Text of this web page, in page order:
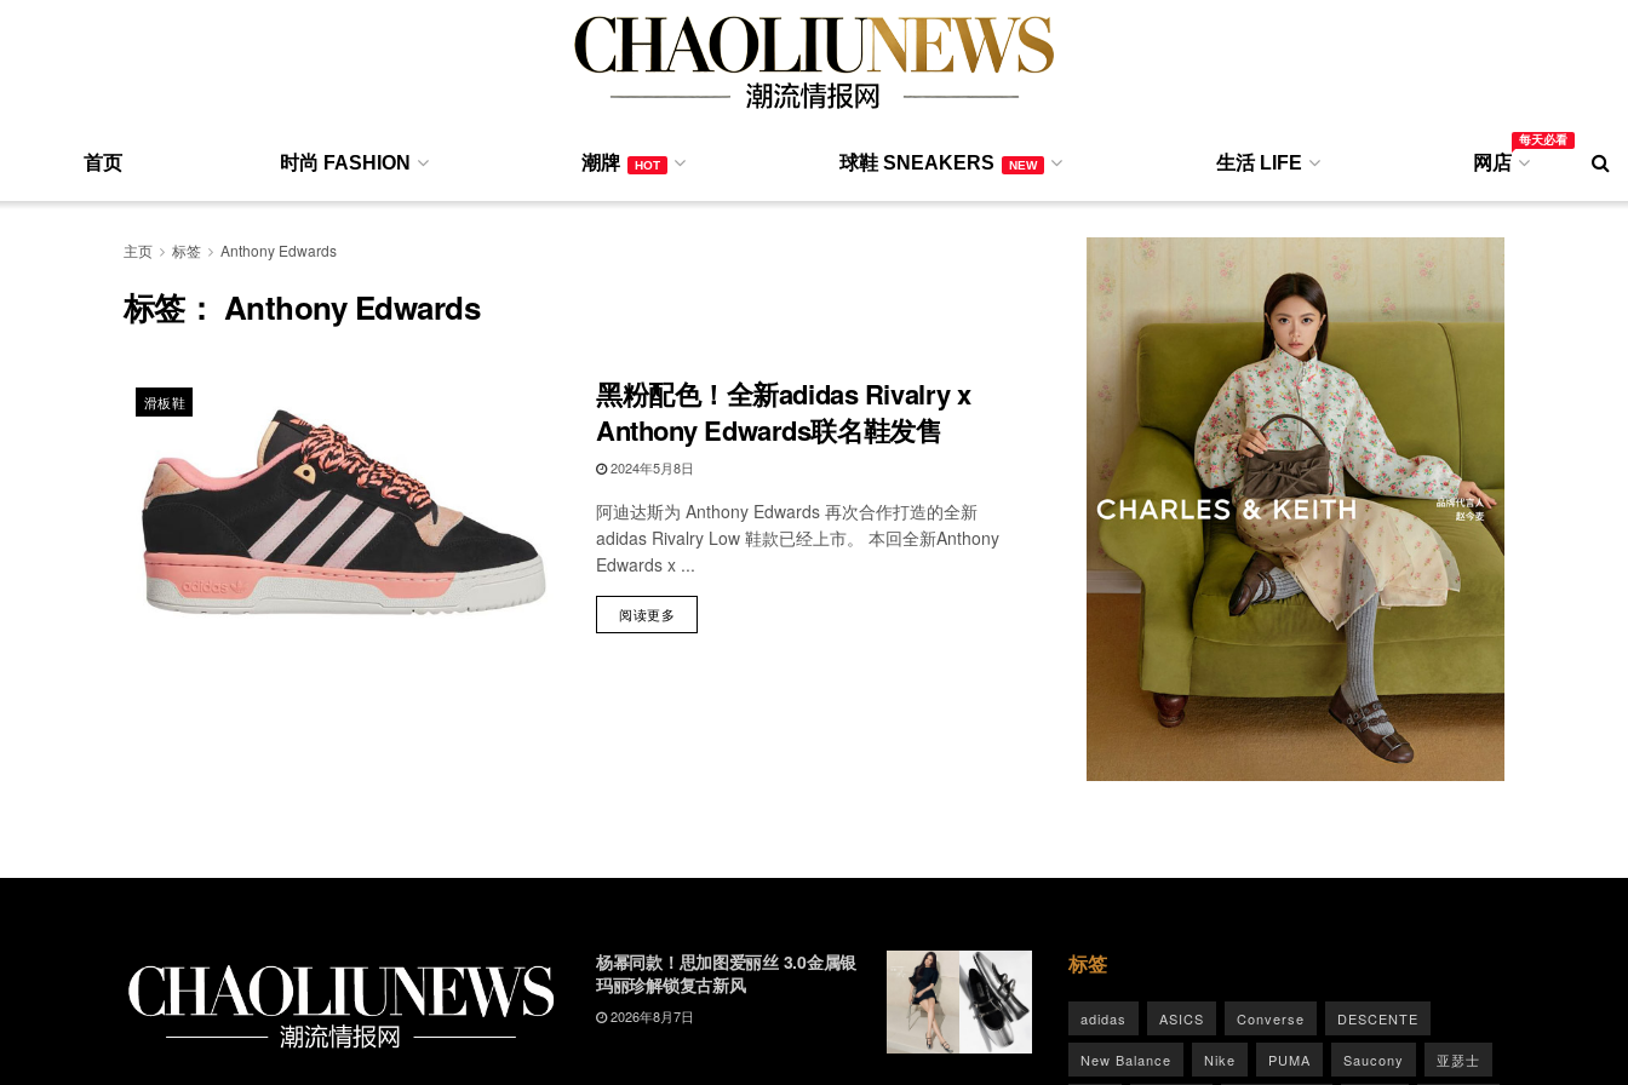
首页 时尚 FASHION 潮牌 HOT 球鞋 SNEAKERS NEW 生活 LIFE 网店
每天必看
主页 标签 Anthony Edwards
标签： Anthony Edwards
滑板鞋
黑粉配色！全新adidas Rivalry x
Anthony Edwards联名鞋发售
2024年5月8日
阿迪达斯为 Anthony Edwards 再次合作打造的全新
adidas Rivalry Low 鞋款已经上市。 本回全新Anthony
Edwards x ...
阅读更多
杨幂同款！思加图爱丽丝 3.0金属银
玛丽珍解锁复古新风
2026年8月7日
标签
adidas ASICS Converse DESCENTE
New Balance Nike PUMA Saucony 亚瑟士